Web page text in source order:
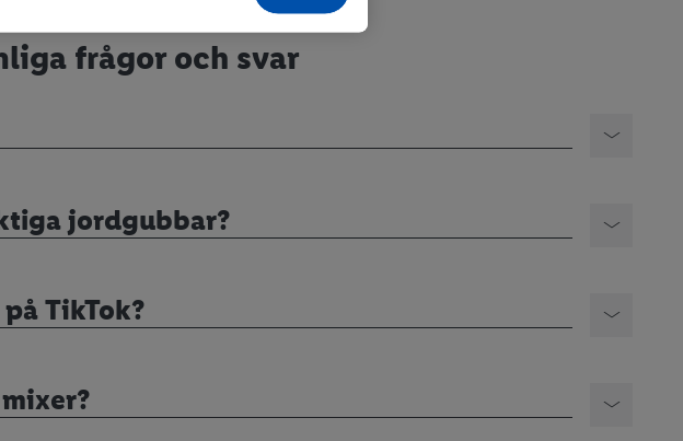
frågor och svar
jordgubbar?
TikTok?